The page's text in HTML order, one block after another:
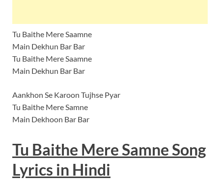
Tu Baithe Mere Saamne
Main Dekhun Bar Bar
Tu Baithe Mere Saamne
Main Dekhun Bar Bar
Aankhon Se Karoon Tujhse Pyar
Tu Baithe Mere Samne
Main Dekhoon Bar Bar
Tu Baithe Mere Samne Song
Lyrics in Hindi